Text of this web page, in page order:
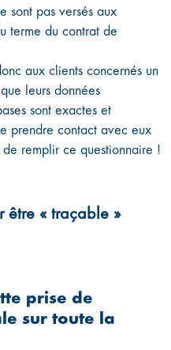
sont pas versés aux
terme du contrat de
aux clients concernés un
leurs données
sont exactes et
prendre contact avec eux
remplir ce questionnaire !
être « traçable »
prise de
sur toute la